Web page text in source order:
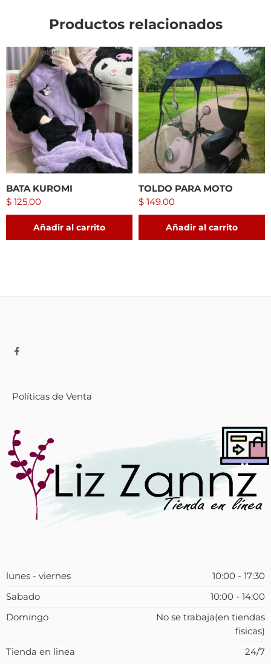
Productos relacionados
BATA KUROMI
$ 125.00
Añadir al carrito
TOLDO PARA MOTO
$ 149.00
Añadir al carrito
Políticas de Venta
lunes - viernes
10:00 - 17:30
Sabado
10:00 - 14:00
Domingo
No se trabaja(en tiendas
fisicas)
Tienda en linea
24/7